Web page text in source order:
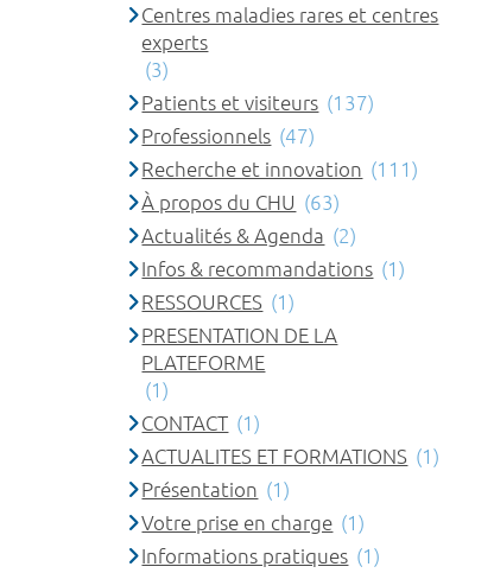
Centres maladies rares et centres
experts
(3)
Patients et visiteurs (137)
Professionnels (47)
Recherche et innovation (111)
À propos du CHU (63)
Actualités & Agenda (2)
Infos & recommandations (1)
RESSOURCES (1)
PRESENTATION DE LA
PLATEFORME
(1)
CONTACT (1)
ACTUALITES ET FORMATIONS (1)
Présentation (1)
Votre prise en charge (1)
Informations pratiques (1)